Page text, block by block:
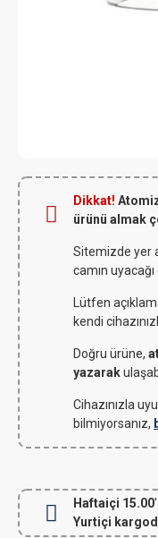
Dikkat!
ürünü almak
Sitemizde yer
camın
Lütfen
kendi
Doğru ürüne,
yazarak
Cihazınızla
bilmiyorsanız,
Haftaiçi 15.00
Yurtiçi